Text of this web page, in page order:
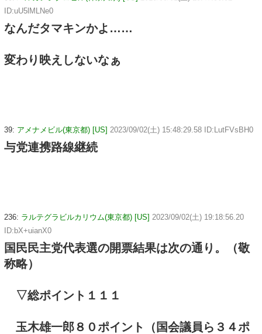
ID:uU5lMLNe0
なんだタマキンかよ……
変わり映えしないなぁ
39: アメナメビル(東京都) [US] 2023/09/02(土) 15:48:29.58 ID:LutFVsBH0
与党連携路線継続
236: ラルテグラビルカリウム(東京都) [US] 2023/09/02(土) 19:18:56.20
ID:bX+uianX0
国民民主党代表選の開票結果は次の通り。（敬
称略）
▽総ポイント１１１
玉木雄一郎８０ポイント（国会議員ら３４ポ